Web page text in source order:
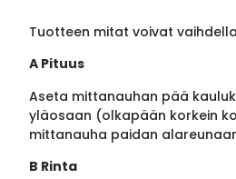
Tuotteen mitat voivat
A Pituus
Aseta mittanauhan pää
yläosaan (olkapään korkein
mittanauha paidan
B Rinta